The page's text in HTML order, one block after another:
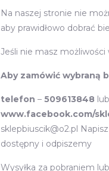
Na naszej stronie nie
aby prawidłowo dobrać
Jeśli nie masz
Aby zamówić wybraną
telefon – 509613848
www.facebook.com/
sklepbiuscik@o2.pl
dostępny i odpiszemy
Wysyłka za pobraniem